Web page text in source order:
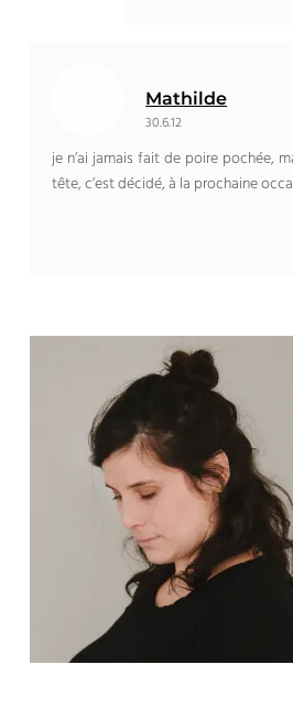
Mathilde
30.6.12
je n’ai jamais fait de poire pochée,
tête, c’est décidé, à la prochaine